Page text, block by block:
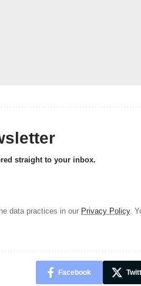
straight to your inbox.
data practices in our Privacy Policy.
Facebook